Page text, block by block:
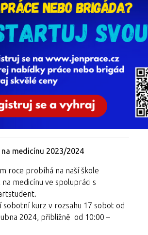
medicínu 2023/2024
roce probíhá na naší škole
medicínu ve spolupráci s
sobotní kurz v rozsahu 17 sobot od
2024, přibližně od 10:00 –